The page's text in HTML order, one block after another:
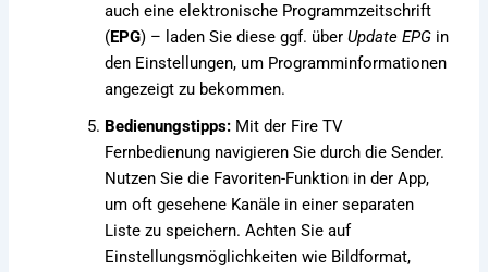
auch eine elektronische Programmzeitschrift
(EPG) – laden Sie diese ggf. überUpdate EPG in
den Einstellungen, um Programminformationen
angezeigt zu bekommen.
Bedienungstipps: Mit der Fire TV
Fernbedienung navigieren Sie durch die Sender.
Nutzen Sie die Favoriten-Funktion in der App,
um oft gesehene Kanäle in einer separaten
Liste zu speichern. Achten Sie auf
Einstellungsmöglichkeiten wie Bildformat,